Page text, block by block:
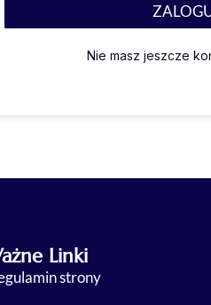
Nie masz jeszcze
Linki
strony